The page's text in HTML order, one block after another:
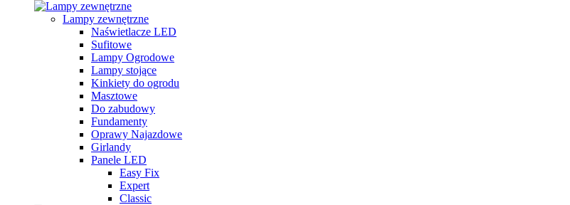
Lampy zewnętrzne
Naświetlacze LED
Sufitowe
Lampy Ogrodowe
Lampy stojące
Kinkiety do ogrodu
Masztowe
Do zabudowy
Fundamenty
Oprawy Najazdowe
Girlandy
Panele LED
Easy Fix
Expert
Classic